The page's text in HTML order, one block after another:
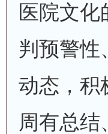
医院文
判预警性
动态，积
周有总